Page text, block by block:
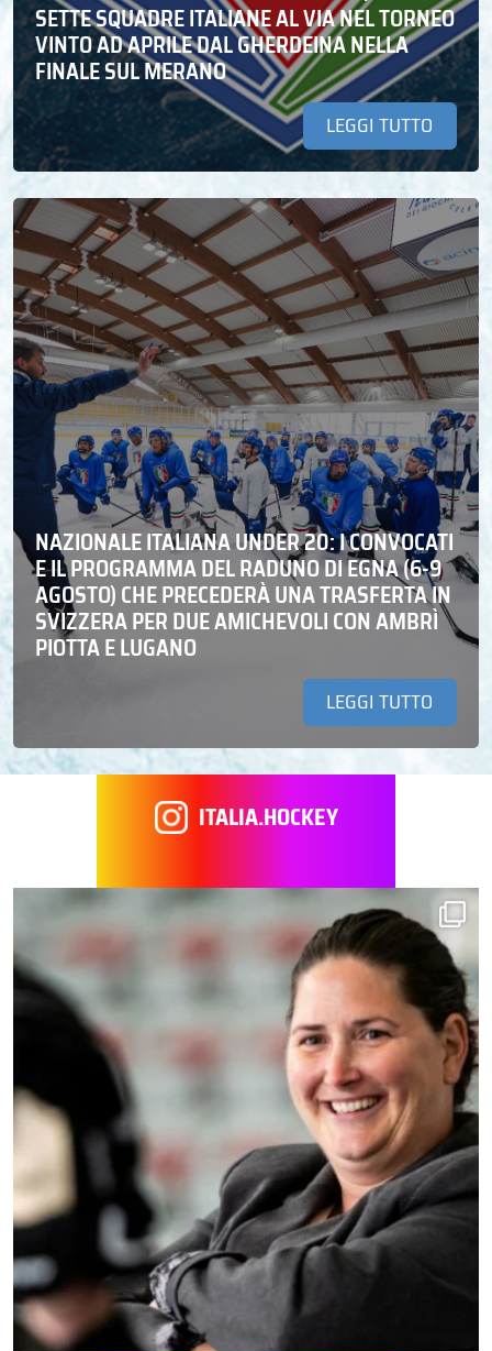
SETTE SQUADRE ITALIANE AL VIA NEL TORNEO
VINTO AD APRILE DAL GHERDEINA NELLA
FINALE SUL MERANO
LEGGI TUTTO
NAZIONALE ITALIANA UNDER 20: I CONVOCATI
E IL PROGRAMMA DEL RADUNO DI EGNA (6-9
AGOSTO) CHE PRECEDERÀ UNA TRASFERTA IN
SVIZZERA PER DUE AMICHEVOLI CON AMBRÌ
PIOTTA E LUGANO
LEGGI TUTTO
ITALIA.HOCKEY